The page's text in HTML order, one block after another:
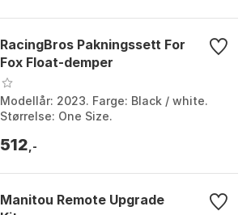
RacingBros Pakningssett For
Fox Float-demper
Modellår: 2023. Farge: Black / white.
Størrelse: One Size.
512 ,-
Manitou Remote Upgrade